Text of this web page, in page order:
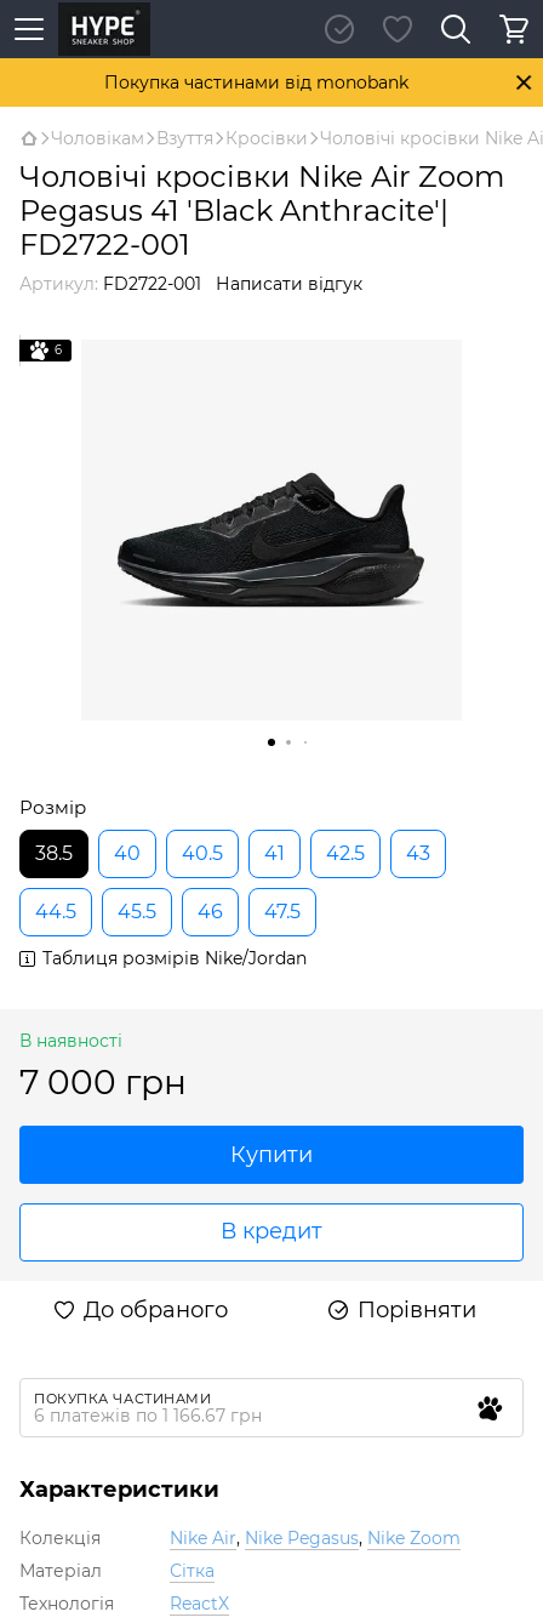
Покупка частинами від monobank
Чоловікам Взуття Кросівки Чоловічі кросівки Nike
Чоловічі кросівки Nike Air Zoom
Pegasus 41 'Black Anthracite'|
FD2722-001
Артикул: FD2722-001 Написати відгук
6
Розмір
38.5
40 40.5 41 42.5 43
44.5 45.5 46 47.5
Таблиця розмірів Nike/Jordan
В наявності
7 000 грн
Купити
В кредит
До обраного Порівняти
ПОКУПКА ЧАСТИНАМИ
6 платежів по 1 166.67 грн
Характеристики
Колекція Nike Air, Nike Pegasus, Nike Zoom
Матеріал
Сітка
Технологія
ReactX